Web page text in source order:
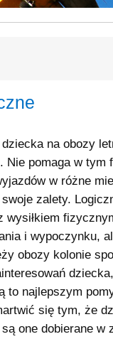
na obozy
Nie pomaga w tym
w różne
zalety.
i wypoczynku,
obozy kolonie
najlepszym
się tym, że
one dobierane w